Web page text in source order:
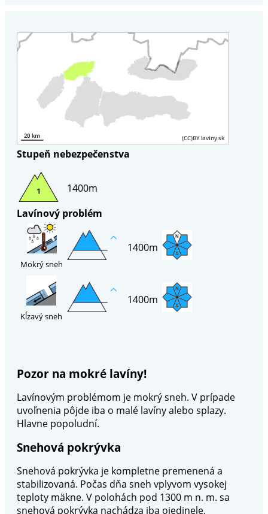
Stupeň nebezpečenstva
1400m
Lavínový problém
Mokrý sneh
1400m
Kĺzavý sneh
1400m
Pozor na mokré lavíny!
Lavínovým problémom je mokrý sneh. V prípade
uvoľnenia pôjde iba o malé lavíny alebo splazy.
Hlavne popoludní.
Snehová pokrývka
Snehová pokrývka je kompletne premenená a
stabilizovaná. Počas dňa sneh vplyvom vysokej
teploty mäkne. V polohách pod 1300 m n. m. sa
snehová pokrývka nachádza iba ojedinele.